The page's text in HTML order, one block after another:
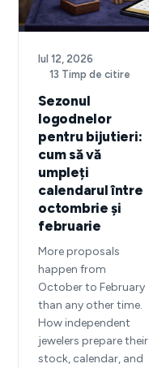
Iul 12, 2026·
13 Timp de citire
Sezonul
logodnelor
pentru bijutieri:
cum să vă
umpleți
calendarul între
octombrie și
februarie
More proposals
happen from
October to February
than any other time.
How independent
jewelers prepare their
stock, calendar, and